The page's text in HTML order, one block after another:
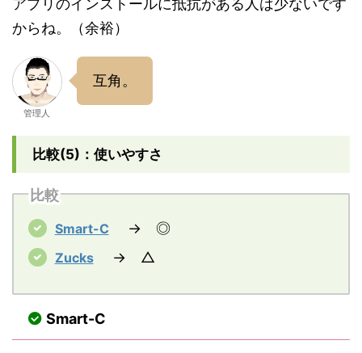
アプリのインストールに抵抗がある人は少ないです
からね。（余裕）
管理人
互角。
比較(5)：使いやすさ
比較
Smart-C → ◎
Zucks → △
Smart-C